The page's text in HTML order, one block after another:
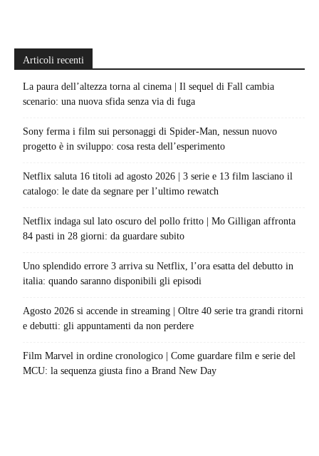
Articoli recenti
La paura dell’altezza torna al cinema | Il sequel di Fall cambia
scenario: una nuova sfida senza via di fuga
Sony ferma i film sui personaggi di Spider-Man, nessun nuovo
progetto è in sviluppo: cosa resta dell’esperimento
Netflix saluta 16 titoli ad agosto 2026 | 3 serie e 13 film lasciano il
catalogo: le date da segnare per l’ultimo rewatch
Netflix indaga sul lato oscuro del pollo fritto | Mo Gilligan affronta
84 pasti in 28 giorni: da guardare subito
Uno splendido errore 3 arriva su Netflix, l’ora esatta del debutto in
italia: quando saranno disponibili gli episodi
Agosto 2026 si accende in streaming | Oltre 40 serie tra grandi ritorni
e debutti: gli appuntamenti da non perdere
Film Marvel in ordine cronologico | Come guardare film e serie del
MCU: la sequenza giusta fino a Brand New Day